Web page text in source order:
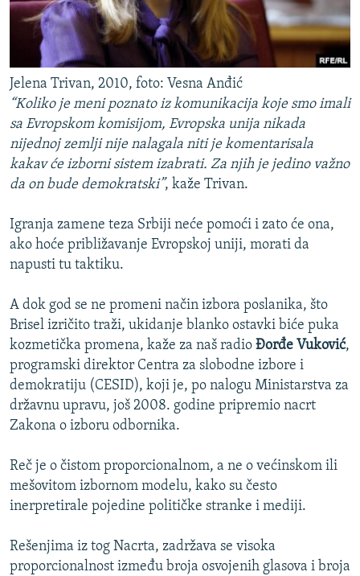
Jelena Trivan, 2010, foto: Vesna Anđić
“Koliko je meni poznato iz komunikacija koje smo imali
sa Evropskom komisijom, Evropska unija nikada
nijednoj zemlji nije nalagala niti je komentarisala
kakav će izborni sistem izabrati. Za njih je jedino važno
da on bude demokratski”, kaže Trivan.
Igranja zamene teza Srbiji neće pomoći i zato će ona,
ako hoće približavanje Evropskoj uniji, morati da
napusti tu taktiku.
A dok god se ne promeni način izbora poslanika, što
Brisel izričito traži, ukidanje blanko ostavki biće puka
kozmetička promena, kaže za naš radio Đorđe Vuković,
programski direktor Centra za slobodne izbore i
demokratiju (CESID), koji je, po nalogu Ministarstva za
državnu upravu, još 2008. godine pripremio nacrt
Zakona o izboru odbornika.
Reč je o čistom proporcionalnom, a ne o većinskom ili
mešovitom izbornom modelu, kako su često
inerpretirale pojedine političke stranke i mediji.
Rešenjima iz tog Nacrta, zadržava se visoka
proporcionalnost između broja osvojenih glasova i broja